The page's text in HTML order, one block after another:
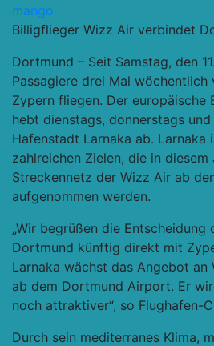
mango
Billigflieger Wizz Air verbindet
Dortmund – Seit Samstag, den
Passagiere drei Mal
Zypern fliegen. Der europäische
hebt dienstags, donnerstags
Hafenstadt Larnaka ab. Larnaka
zahlreichen Zielen, die in diesem
Streckennetz der Wizz Air ab
aufgenommen werden.
„Wir begrüßen die Entscheidung
Dortmund künftig direkt mit
Larnaka wächst das Angebot an
ab dem Dortmund Airport. Er
noch attraktiver“, so Flughafen-
Durch sein mediterranes Klima,